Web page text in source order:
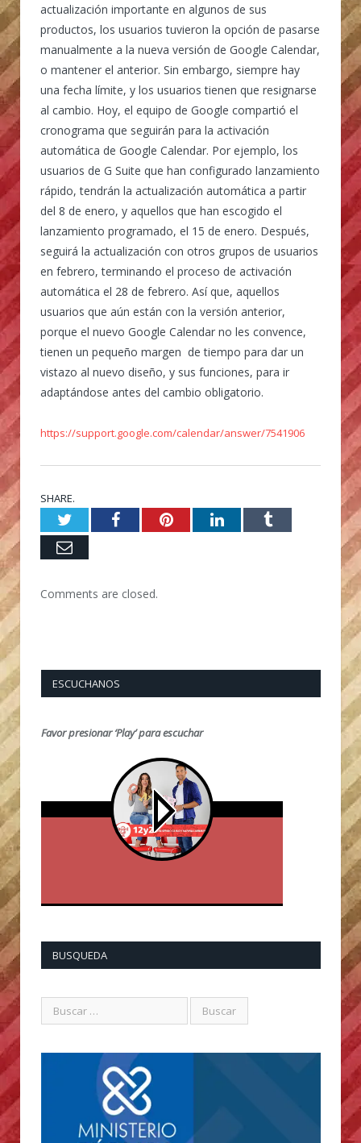
actualización importante en algunos de sus
productos, los usuarios tuvieron la opción de pasarse
manualmente a la nueva versión de Google Calendar,
o mantener el anterior. Sin embargo, siempre hay
una fecha límite, y los usuarios tienen que resignarse
al cambio. Hoy, el equipo de Google compartió el
cronograma que seguirán para la activación
automática de Google Calendar. Por ejemplo, los
usuarios de G Suite que han configurado lanzamiento
rápido, tendrán la actualización automática a partir
del 8 de enero, y aquellos que han escogido el
lanzamiento programado, el 15 de enero. Después,
seguirá la actualización con otros grupos de usuarios
en febrero, terminando el proceso de activación
automática el 28 de febrero. Así que, aquellos
usuarios que aún están con la versión anterior,
porque el nuevo Google Calendar no les convence,
tienen un pequeño margen de tiempo para dar un
vistazo al nuevo diseño, y sus funciones, para ir
adaptándose antes del cambio obligatorio.
https://support.google.com/calendar/answer/7541906
SHARE.
TwitterFacebookPinterestLinkedInTumblr
Email
Comments are closed.
ESCUCHANOS
Favor presionar ‘Play’ para escuchar
BUSQUEDA